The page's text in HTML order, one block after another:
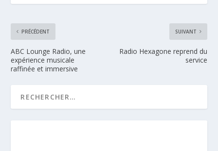
PRÉCÉDENT
ABC Lounge Radio, une
expérience musicale
raffinée et immersive
SUIVANT
Radio Hexagone reprend du
service